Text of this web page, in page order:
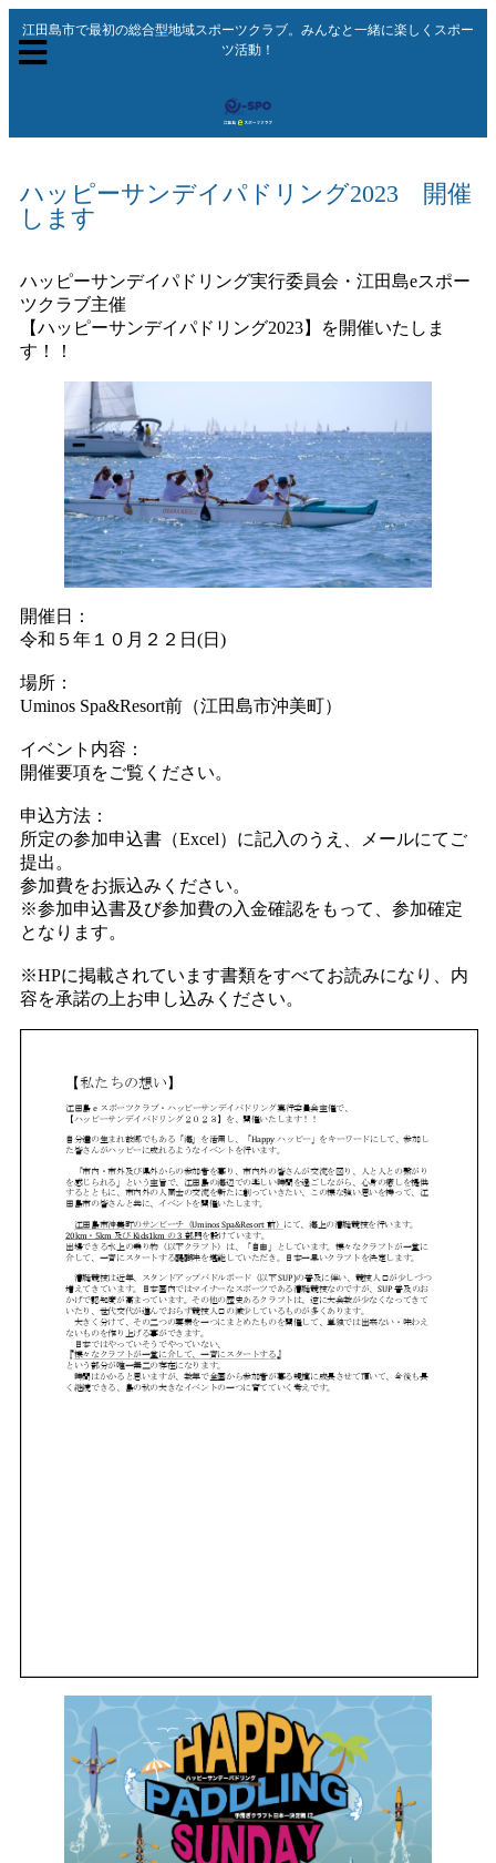
江田島市で最初の総合型地域スポーツクラブ。みんなと一緒に楽しくスポー
ツ活動！
ハッピーサンデイパドリング2023 開催
します
ハッピーサンデイパドリング実行委員会・江田島eスポー
ツクラブ主催
【ハッピーサンデイパドリング2023】を開催いたしま
す！！
開催日：
令和５年１０月２２日(日)
場所：
Uminos Spa&Resort前（江田島市沖美町）
イベント内容：
開催要項をご覧ください。
申込方法：
所定の参加申込書（Excel）に記入のうえ、メールにてご
提出。
参加費をお振込みください。
※参加申込書及び参加費の入金確認をもって、参加確定
となります。
※HPに掲載されています書類をすべてお読みになり、内
容を承諾の上お申し込みください。